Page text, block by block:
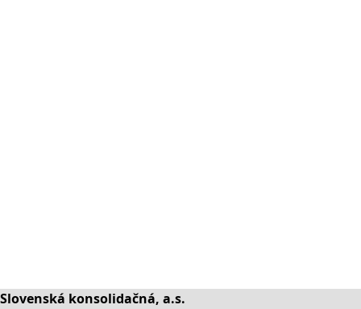
Slovenská konsolidačná, a.s.